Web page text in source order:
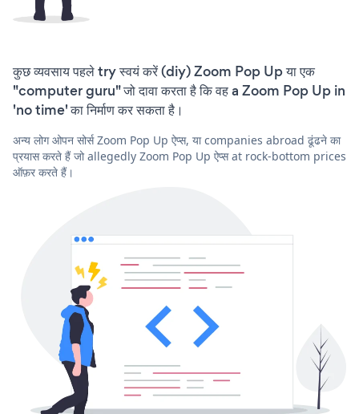
कुछ व्यवसाय पहले try स्वयं करें (diy) Zoom Pop Up या एक
"computer guru" जो दावा करता है कि वह a Zoom Pop Up in
'no time' का निर्माण कर सकता है।
अन्य लोग ओपन सोर्स Zoom Pop Up ऐप्स, या companies abroad ढूंढने का
प्रयास करते हैं जो allegedly Zoom Pop Up ऐप्स at rock-bottom prices
ऑफ़र करते हैं।